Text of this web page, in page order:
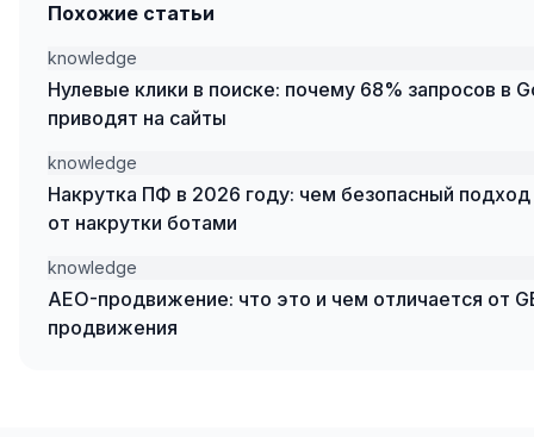
Похожие статьи
knowledge
Нулевые клики в поиске: почему 68% запросов в
приводят на сайты
knowledge
Накрутка ПФ в 2026 году: чем безопасный подход
от накрутки ботами
knowledge
AEO-продвижение: что это и чем отличается от
продвижения